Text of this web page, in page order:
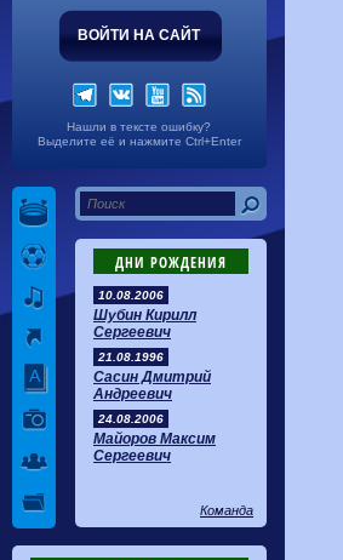
ВОЙТИ НА САЙТ
Нашли в тексте ошибку?
Выделите её и нажмите Ctrl+Enter
ДНИ РОЖДЕНИЯ
10.08.2006
Шубин Кирилл
Сергеевич
21.08.1996
Сасин Дмитрий
Андреевич
24.08.2006
Майоров Максим
Сергеевич
Команда